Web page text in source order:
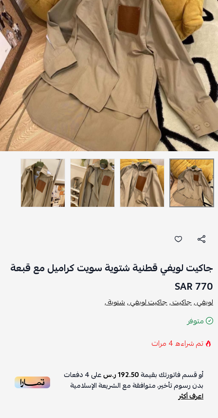
جاكيت لويفي قطنية شتوية سويت كراميل مع قبعة
770 SAR
لويفي ,جاكيت ,جاكيت لويفي ,شتوية ,
متوفر
تم شراءه4 مرات
أو قسم فاتورتك بقيمة192.50 ر.س على4دفعات
بدون رسوم تأخير، متوافقة مع الشريعة الإسلامية
اعرف أكثر